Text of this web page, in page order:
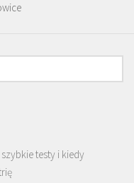
testy i kiedy